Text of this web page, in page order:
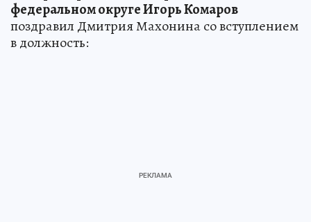
федеральном округе Игорь Комаров
поздравил Дмитрия Махонина со вступлением
в должность: